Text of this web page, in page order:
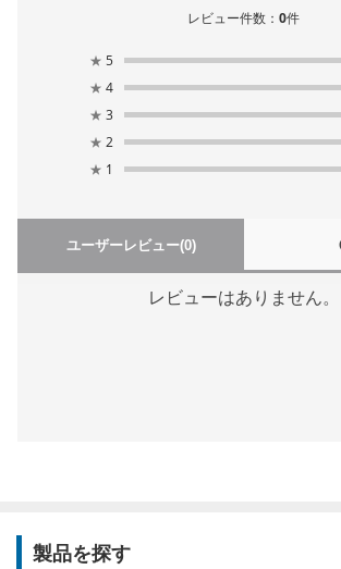
レビュー件数：0件
★ 5
★ 4
★ 3
★ 2
★ 1
ユーザーレビュー(0)
レビューはありません。
製品を探す